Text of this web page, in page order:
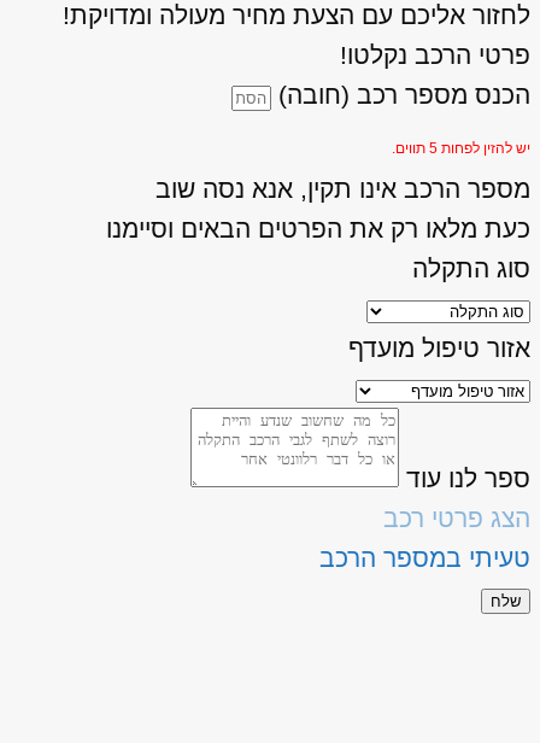
לחזור אליכם עם הצעת מחיר מעולה ומדויקת!
פרטי הרכב נקלטו!
הכנס מספר רכב (חובה)
יש להזין לפחות 5 תווים.
מספר הרכב אינו תקין, אנא נסה שוב
כעת מלאו רק את הפרטים הבאים וסיימנו
סוג התקלה
אזור טיפול מועדף
ספר לנו עוד
הצג פרטי רכב
טעיתי במספר הרכב
שלח